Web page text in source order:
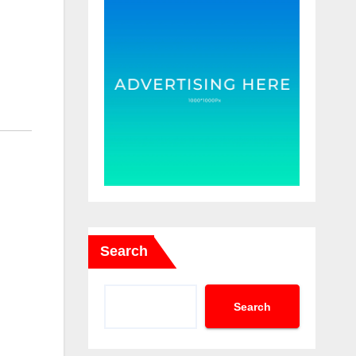
Search
Search